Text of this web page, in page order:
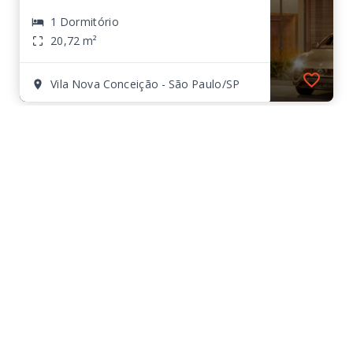
1 Dormitório
20,72 m²
Vila Nova Conceição - São Paulo/SP